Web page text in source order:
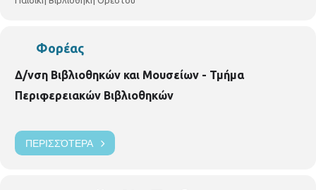
Φορέας
Δ/νση Βιβλιοθηκών και Μουσείων - Τμήμα
Περιφερειακών Βιβλιοθηκών
ΠΕΡΙΣΣΌΤΕΡΑ